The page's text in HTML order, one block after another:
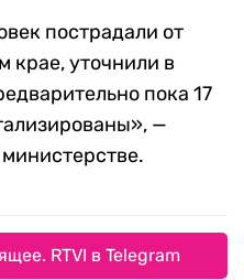
пострадали от
крае, уточнили в
пока 17
—
RTVI в Telegram